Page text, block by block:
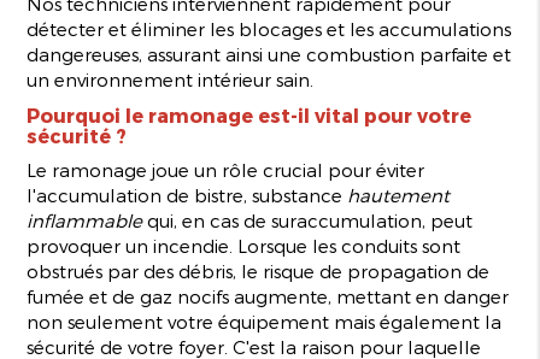
détecter et éliminer les blocages et les accumulations
dangereuses, assurant ainsi une combustion parfaite et
un environnement intérieur sain.
Pourquoi le ramonage est-il vital pour votre
sécurité ?
Le ramonage joue un rôle crucial pour éviter
l'accumulation de bistre, substance hautement
inflammablequi, en cas de suraccumulation, peut
provoquer un incendie. Lorsque les conduits sont
obstrués par des débris, le risque de propagation de
fumée et de gaz nocifs augmente, mettant en danger
non seulement votre équipement mais également la
sécurité de votre foyer. C'est la raison pour laquelle